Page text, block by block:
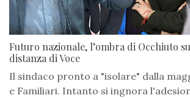
Futuro nazionale, l’ombra di Occhiuto
distanza di Voce
Il sindaco pronto a "isolare" dalla
e Familiari. Intanto si ingnora